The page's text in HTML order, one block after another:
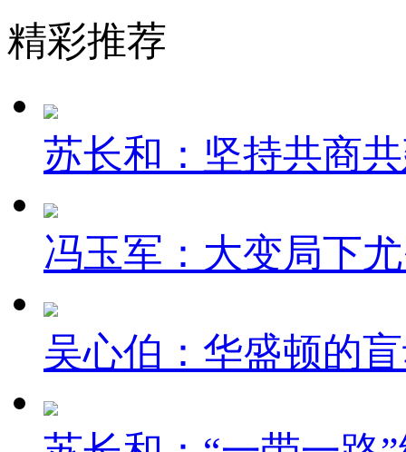
精彩推荐
苏长和：坚持共商
冯玉军：大变局下
吴心伯：华盛顿的